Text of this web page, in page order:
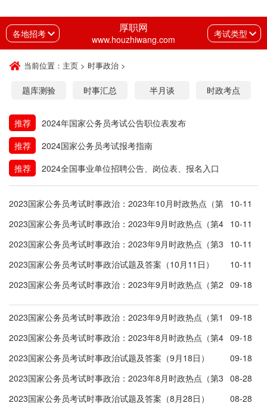
各地招考 厚职网
www.houzhiwang.com 考试类型
当前位置： 主页 > 时事政治 >
题库测验 时事汇总 半月谈 时政考点
推荐
2024年国家公务员考试公告职位表发布
推荐
2024国家公务员考试报考指南
推荐
2024全国事业单位招聘公告、岗位表、报名入口
2023国家公务员考试时事政治：2023年10月时政热点（第
1周）
10-11
2023国家公务员考试时事政治：2023年9月时政热点（第4
周）
10-11
2023国家公务员考试时事政治：2023年9月时政热点（第3
周）
10-11
2023国家公务员考试时事政治试题及答案（10月11日）
10-11
2023国家公务员考试时事政治：2023年9月时政热点（第2 09-18
2023国家公务员考试时事政治：2023年9月时政热点（第1
周）
09-18
2023国家公务员考试时事政治：2023年8月时政热点（第4
周）
09-18
2023国家公务员考试时事政治试题及答案（9月18日）
09-18
2023国家公务员考试时事政治：2023年8月时政热点（第3
周）
08-28
2023国家公务员考试时事政治试题及答案（8月28日）
08-28